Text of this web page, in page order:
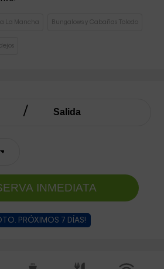
La Mancha Bungalows y Cabañas Toledo
INMEDIATA
PRÓXIMOS 7 DÍAS!